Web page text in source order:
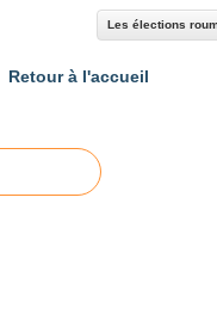
Les élections
Retour à l'accueil